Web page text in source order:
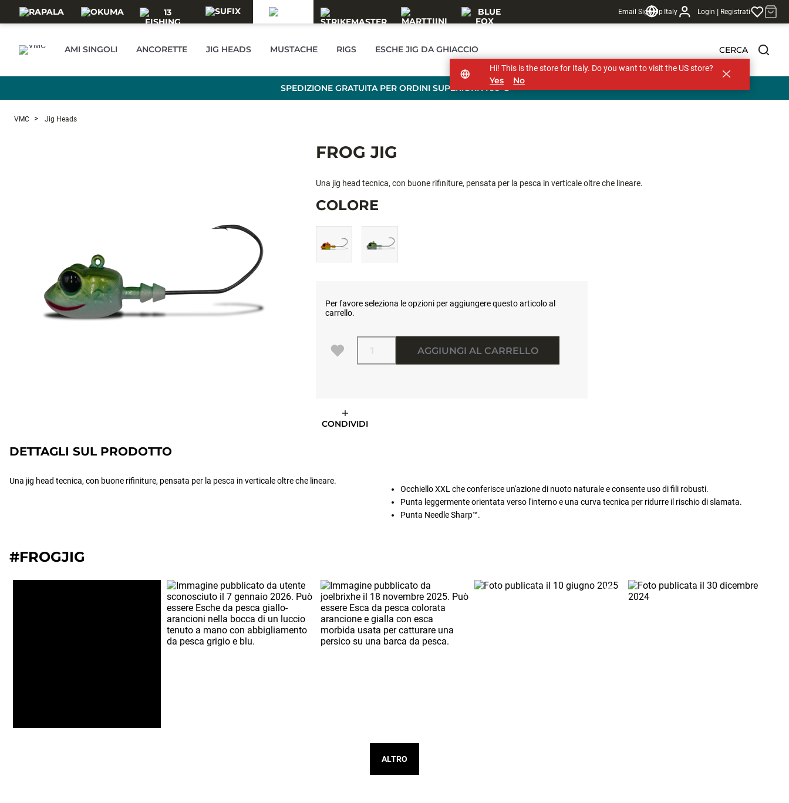
Email Sign Up Italy Login | Registrati
AMI SINGOLI ANCORETTE JIG HEADS MUSTACHE RIGS ESCHE JIG DA GHIACCIO CERCA
SPEDIZIONE GRATUITA PER ORDINI SUPERIORI A 99 €
VMC Jig Heads
FROG JIG
Una jig head tecnica, con buone rifiniture, pensata per la pesca in verticale oltre che lineare.
COLORE
Per favore seleziona le opzioni per aggiungere questo articolo al
carrello.
Quantità
AGGIUNGI AL CARRELLO
CONDIVIDI
DETTAGLI SUL PRODOTTO
Una jig head tecnica, con buone rifiniture, pensata per la pesca in verticale oltre che lineare.
Occhiello XXL che conferisce un'azione di nuoto naturale e consente uso di fili robusti.
Punta leggermente orientata verso l'interno e una curva tecnica per ridurre il rischio di slamata.
Punta Needle Sharp™.
#FROGJIG
ALTRO
Hi! This is the store for Italy. Do you want to visit the US store?
Yes No